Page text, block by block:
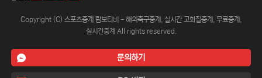
Copyright (C) 스포츠중계 람보티비 - 해외축구중계, 실시간 고화질중계, 무료중계,
실시간중계 All rights reserved.
문의하기